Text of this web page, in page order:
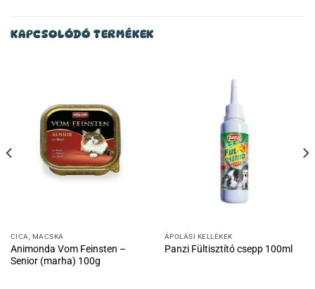
KAPCSOLÓDÓ TERMÉKEK
CICA, MACSKA
Animonda Vom Feinsten –
Senior (marha) 100g
ÁPOLÁSI KELLÉKEK
Panzi Fültisztító csepp 100ml